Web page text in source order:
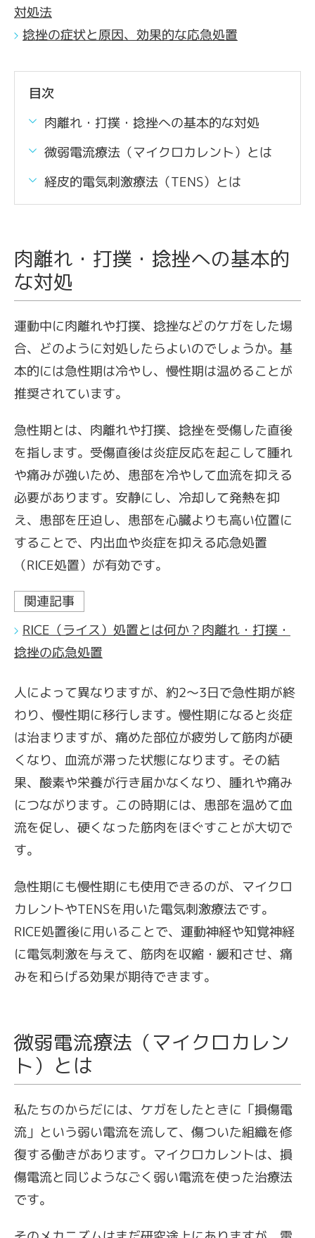
対処法
捻挫の症状と原因、効果的な応急処置
目次
肉離れ・打撲・捻挫への基本的な対処
微弱電流療法（マイクロカレント）とは
経皮的電気刺激療法（TENS）とは
肉離れ・打撲・捻挫への基本的
な対処
運動中に肉離れや打撲、捻挫などのケガをした場
合、どのように対処したらよいのでしょうか。基
本的には急性期は冷やし、慢性期は温めることが
推奨されています。
急性期とは、肉離れや打撲、捻挫を受傷した直後
を指します。受傷直後は炎症反応を起こして腫れ
や痛みが強いため、患部を冷やして血流を抑える
必要があります。安静にし、冷却して発熱を抑
え、患部を圧迫し、患部を心臓よりも高い位置に
することで、内出血や炎症を抑える応急処置
（RICE処置）が有効です。
関連記事
RICE（ライス）処置とは何か？肉離れ・打撲・
捻挫の応急処置
人によって異なりますが、約2〜3日で急性期が終
わり、慢性期に移行します。慢性期になると炎症
は治まりますが、痛めた部位が疲労して筋肉が硬
くなり、血流が滞った状態になります。その結
果、酸素や栄養が行き届かなくなり、腫れや痛み
につながります。この時期には、患部を温めて血
流を促し、硬くなった筋肉をほぐすことが大切で
す。
急性期にも慢性期にも使用できるのが、マイクロ
カレントやTENSを用いた電気刺激療法です。
RICE処置後に用いることで、運動神経や知覚神経
に電気刺激を与えて、筋肉を収縮・緩和させ、痛
みを和らげる効果が期待できます。
微弱電流療法（マイクロカレン
ト）とは
私たちのからだには、ケガをしたときに「損傷電
流」という弱い電流を流して、傷ついた組織を修
復する働きがあります。マイクロカレントは、損
傷電流と同じようなごく弱い電流を使った治療法
です。